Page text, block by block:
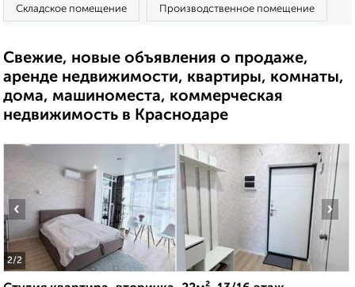
Складское помещение Производственное помещение
Свежие, новые объявления о продаже,
аренде недвижимости, квартиры, комнаты,
дома, машиноместа, коммерческая
недвижимость в Краснодаре
2/2
‹ ›